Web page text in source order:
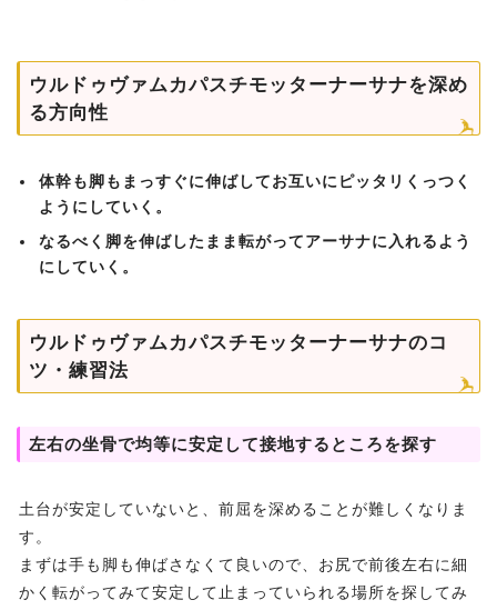
ウルドゥヴァムカパスチモッターナーサナを深め
る方向性
体幹も脚もまっすぐに伸ばしてお互いにピッタリくっつく
ようにしていく。
なるべく脚を伸ばしたまま転がってアーサナに入れるよう
にしていく。
ウルドゥヴァムカパスチモッターナーサナのコ
ツ・練習法
左右の坐骨で均等に安定して接地するところを探す
土台が安定していないと、前屈を深めることが難しくなりま
す。
まずは手も脚も伸ばさなくて良いので、お尻で前後左右に細
かく転がってみて安定して止まっていられる場所を探してみ